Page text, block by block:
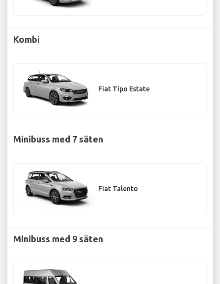
Kombi
Fiat Tipo Estate
Minibuss med 7 säten
Fiat Talento
Minibuss med 9 säten